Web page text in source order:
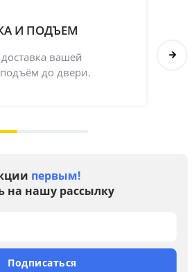
И ПОДЪЕМ
вашей
до двери.
первым!
на нашу рассылку
Подписаться